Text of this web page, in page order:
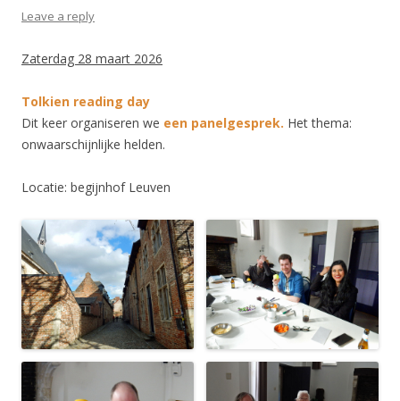
Leave a reply
Zaterdag 28 maart 2026
Tolkien reading day
Dit keer organiseren we een panelgesprek. Het thema:
onwaarschijnlijke helden.
Locatie: begijnhof Leuven